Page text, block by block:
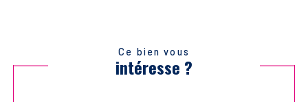
Ce bien vous
intéresse ?